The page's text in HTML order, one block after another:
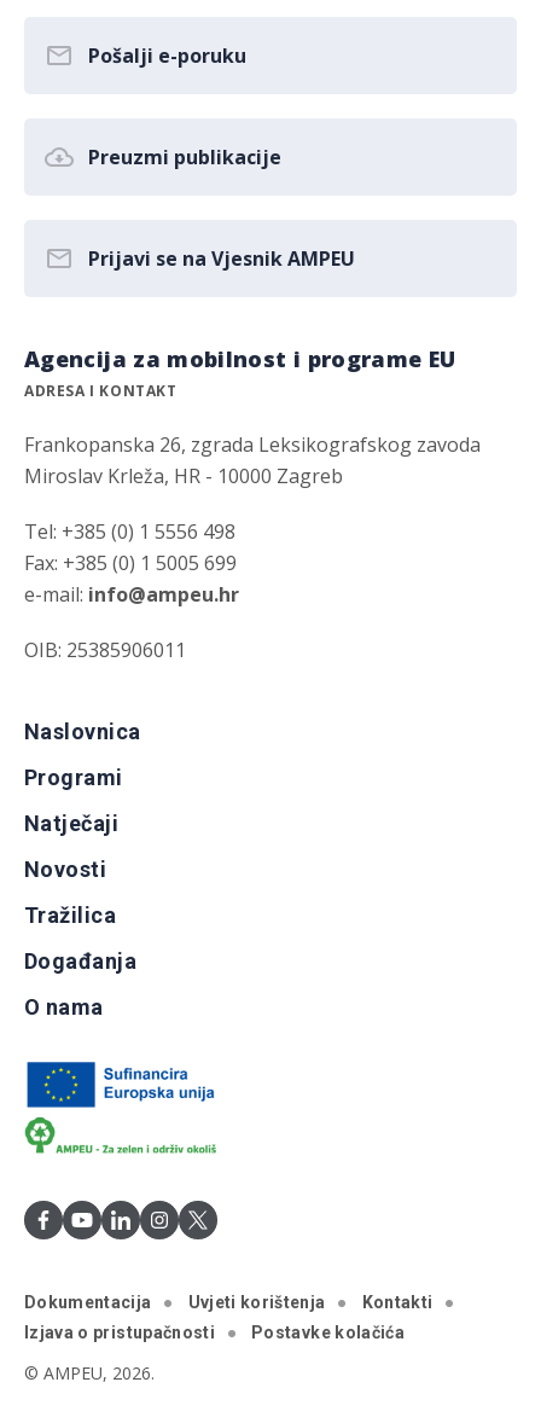
Pošalji e-poruku
Preuzmi publikacije
Prijavi se na Vjesnik AMPEU
Agencija za mobilnost i programe EU
ADRESA I KONTAKT
Frankopanska 26, zgrada Leksikografskog zavoda
Miroslav Krleža, HR - 10000 Zagreb
Tel: +385 (0) 1 5556 498
Fax: +385 (0) 1 5005 699
e-mail: info@ampeu.hr
OIB: 25385906011
Naslovnica
Programi
Natječaji
Novosti
Tražilica
Događanja
O nama
Dokumentacija Uvjeti korištenja
Kontakti
Izjava o pristupačnosti
Postavke kolačića
© AMPEU, 2026.